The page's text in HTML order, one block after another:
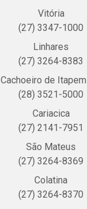
Vitória
(27) 3347-1000
Linhares
(27) 3264-8383
Cachoeiro de
(28) 3521-5000
Cariacica
(27) 2141-7951
São Mateus
(27) 3264-8369
Colatina
(27) 3264-8370